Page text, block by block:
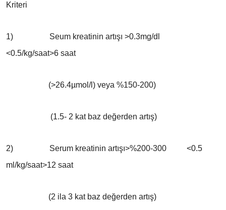
Kriteri
1) Seum kreatinin artışı >0.3mg/dl
<0.5/kg/saat>6 saat
(>26.4µmol/l) veya %150-200)
(1.5- 2 kat baz değerden artış)
2) Serum kreatinin artışı>%200-300 <0.5
ml/kg/saat>12 saat
(2 ila 3 kat baz değerden artış)